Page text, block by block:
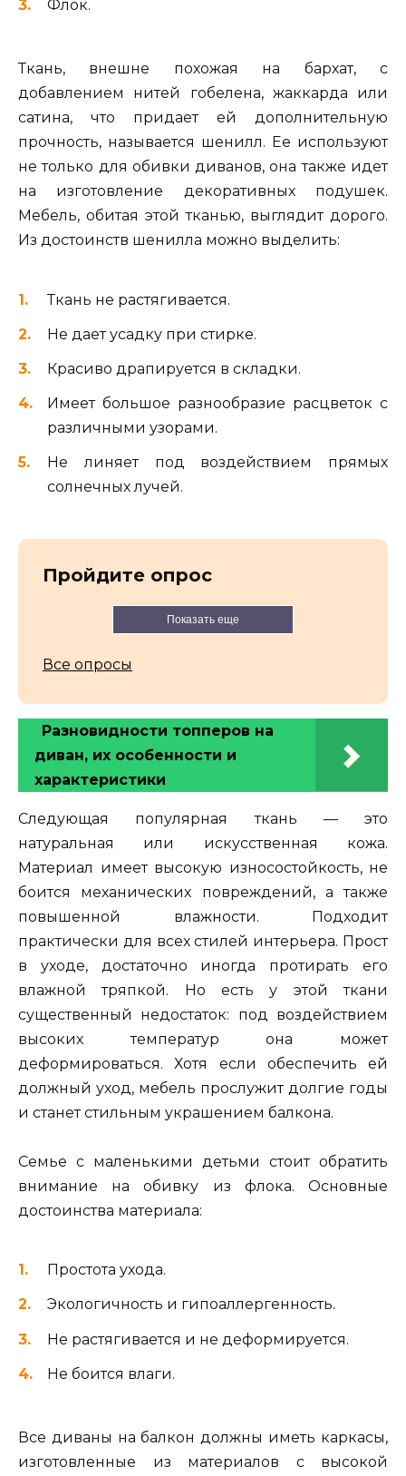
Флок.
Ткань, внешне похожая на бархат, с
добавлением нитей гобелена, жаккарда или
сатина, что придает ей дополнительную
прочность, называется шенилл. Ее используют
не только для обивки диванов, она также идет
на изготовление декоративных подушек.
Мебель, обитая этой тканью, выглядит дорого.
Из достоинств шенилла можно выделить:
Ткань не растягивается.
Не дает усадку при стирке.
Красиво драпируется в складки.
Имеет большое разнообразие расцветок с
различными узорами.
Не линяет под воздействием прямых
солнечных лучей.
Пройдите опрос
Показать еще
Все опросы
Разновидности топперов на
диван, их особенности и
характеристики
Следующая популярная ткань — это
натуральная или искусственная кожа.
Материал имеет высокую износостойкость, не
боится механических повреждений, а также
повышенной влажности. Подходит
практически для всех стилей интерьера. Прост
в уходе, достаточно иногда протирать его
влажной тряпкой. Но есть у этой ткани
существенный недостаток: под воздействием
высоких температур она может
деформироваться. Хотя если обеспечить ей
должный уход, мебель прослужит долгие годы
и станет стильным украшением балкона.
Семье с маленькими детьми стоит обратить
внимание на обивку из флока. Основные
достоинства материала:
Простота ухода.
Экологичность и гипоаллергенность.
Не растягивается и не деформируется.
Не боится влаги.
Все диваны на балкон должны иметь каркасы,
изготовленные из материалов с высокой